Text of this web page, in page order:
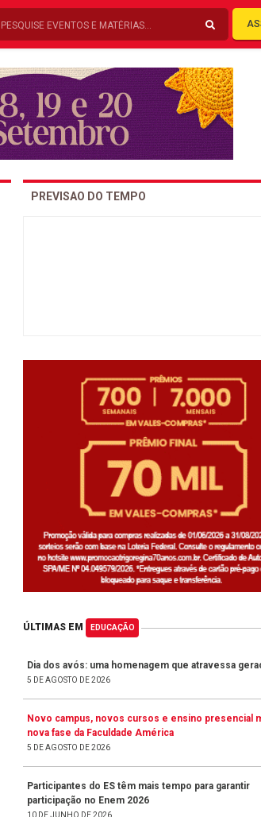
PREVISAO DO TEMPO
ÚLTIMAS EM EDUCAÇÃO
Dia dos avós: uma homenagem que atravessa
5 DE AGOSTO DE 2026
Novo campus, novos cursos e ensino presencial
nova fase da Faculdade América
5 DE AGOSTO DE 2026
Participantes do ES têm mais tempo para garantir
participação no Enem 2026
10 DE JUNHO DE 2026